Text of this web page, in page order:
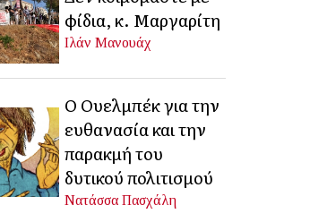
φίδια, κ. Μαργαρίτη
Ιλάν Μανουάχ
Ο Ουελμπέκ για την
ευθανασία και την
παρακμή του
δυτικού πολιτισμού
Νατάσσα Πασχάλη